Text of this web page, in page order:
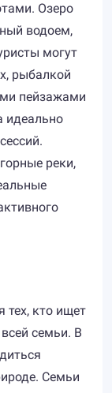
Озеро
водоем,
могут
рыбалкой
пейзажами
идеально
реки,
тех, кто ищет
семьи. В
Семьи